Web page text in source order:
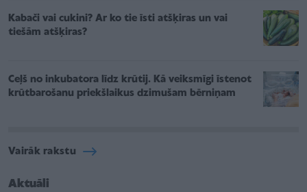
Kabači vai cukini? Ar ko tie īsti atšķiras un vai
tiešām atšķiras?
Ceļš no inkubatora līdz krūtij. Kā veiksmīgi īstenot
krūtbarošanu priekšlaikus dzimušam bērniņam
Vairāk rakstu
Aktuāli